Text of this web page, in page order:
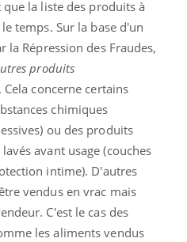
la liste des produits à
temps. Sur la base d'un
Répression des Fraudes,
produits
Cela concerne certains
chimiques
ou des produits
avant usage (couches
intime). D'autres
vendus en vrac mais
C'est le cas des
les aliments vendus